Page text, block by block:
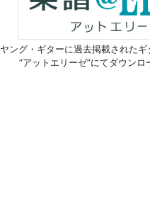
ヤング・ギターに過去掲載されたギ
“アットエリーゼ”にてダウンロ